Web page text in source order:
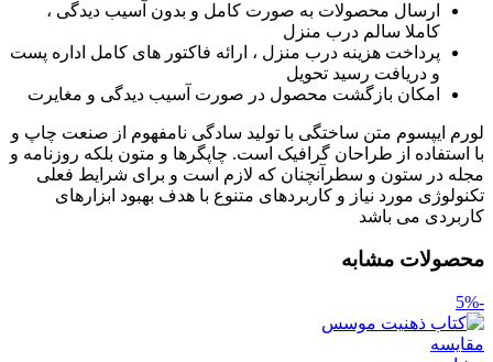
ارسال محصولات به صورت کامل و بدون آسیب دیدگی ،
کاملا سالم درب منزل
پرداخت هزینه درب منزل ، ارائه فاکتور های کامل اداره پست
و دریافت رسید تحویل
امکان بازگشت محصول در صورت آسیب دیدگی و مغایرت
لورم ایپسوم متن ساختگی با تولید سادگی نامفهوم از صنعت چاپ و
با استفاده از طراحان گرافیک است. چاپگرها و متون بلکه روزنامه و
مجله در ستون و سطرآنچنان که لازم است و برای شرایط فعلی
تکنولوژی مورد نیاز و کاربردهای متنوع با هدف بهبود ابزارهای
کاربردی می باشد
محصولات مشابه
-5%
مقایسه